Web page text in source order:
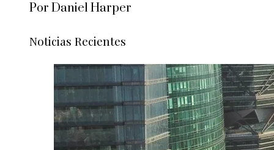
Por Daniel Harper
Noticias Recientes